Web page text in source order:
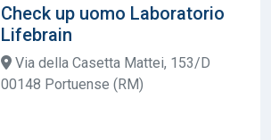
Check up uomo Laboratorio
Lifebrain
Via della Casetta Mattei, 153/D
00148 Portuense (RM)